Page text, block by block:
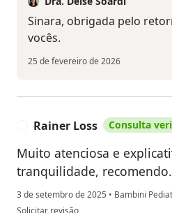
Sinara, obrigada pelo
vocês.
25 de fevereiro de 2026
Rainer Loss Consulta
Muito atenciosa e
tranquilidade, recomendo.
3 de setembro de 2025 • Bambini
na opinião do utilizador Rainer Loss
Solicitar revisão